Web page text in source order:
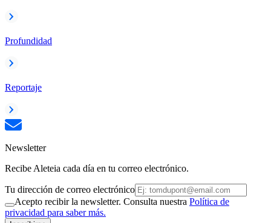
Profundidad
Reportaje
Newsletter
Recibe Aleteia cada día en tu correo electrónico.
Tu dirección de correo electrónico
Acepto recibir la newsletter. Consulta nuestra Política de
privacidad para saber más.